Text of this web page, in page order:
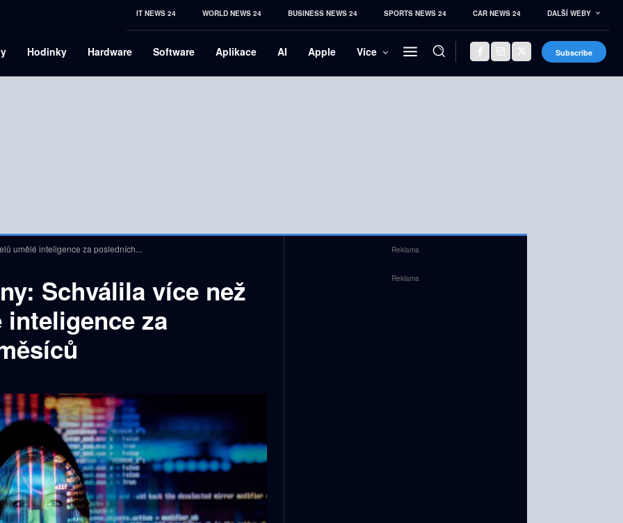
IT NEWS 24 WORLD NEWS 24 BUSINESS NEWS 24 SPORTS NEWS 24 CAR NEWS 24 DALŠÍ WEBY
Hodinky Hardware Software Aplikace AI Apple Více Subscribe
umělé inteligence za posledních...
Schválila více než
inteligence za
Reklama
Reklama